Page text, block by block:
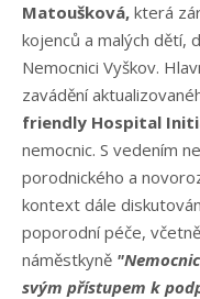
Matoušková, která
kojenců a malých dětí,
Nemocnici Vyškov.
zavádění
friendly Hospital
nemocnic. S vedením
porodnického a
kontext dále
poporodní péče,
náměstkyně
svým přístupem k